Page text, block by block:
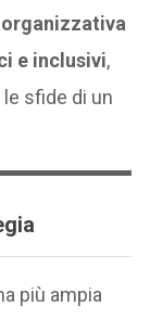
e inclusivi,
sfide di un
più ampia